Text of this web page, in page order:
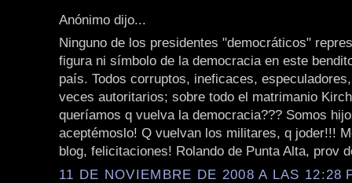
Anónimo dijo...
Ninguno de los presidentes "democráticos"
figura ni símbolo de la democracia en este
país. Todos corruptos, ineficaces,
veces autoritarios; sobre todo el matrimanio
queríamos q vuelva la democracia??? Somos
aceptémoslo! Q vuelvan los militares, q joder!!!
blog, felicitaciones! Rolando de Punta Alta, prov
11 DE NOVIEMBRE DE 2008 A LAS 12:28